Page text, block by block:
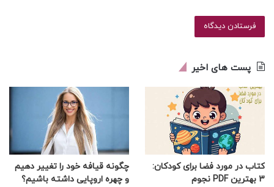
پست های اخیر
کتاب در مورد فضا برای کودکان:
3 بهترین PDF نجوم
چگونه قیافه خود را تغییر دهیم
و چهره اروپایی داشته باشیم؟